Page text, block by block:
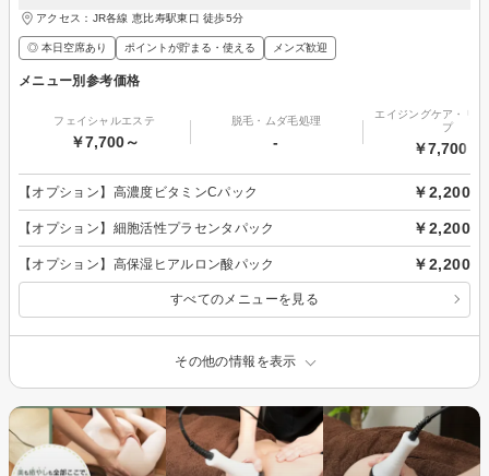
アクセス：JR各線 恵比寿駅東口 徒歩5分
◎ 本日空席あり ポイントが貯まる・使える メンズ歓迎
メニュー別参考価格
フェイシャルエステ
￥7,700～
脱毛・ムダ毛処理
-
エイジングケア・リ
プ
￥7,700～
【オプション】高濃度ビタミンCパック ￥2,200
【オプション】細胞活性プラセンタパック ￥2,200
【オプション】高保湿ヒアルロン酸パック ￥2,200
すべてのメニューを見る
その他の情報を表示